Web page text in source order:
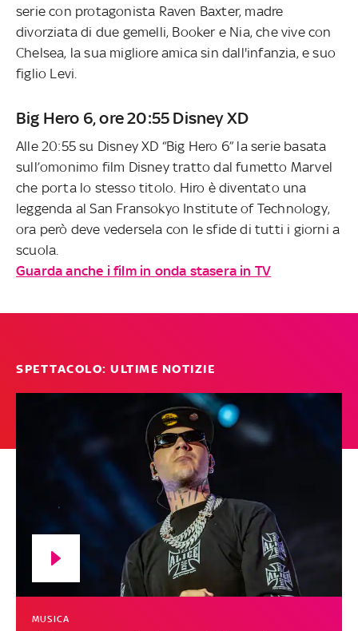
serie con protagonista Raven Baxter, madre
divorziata di due gemelli, Booker e Nia, che vive con
Chelsea, la sua migliore amica sin dall'infanzia, e suo
figlio Levi.
Big Hero 6, ore 20:55 Disney XD
Alle 20:55 su Disney XD “Big Hero 6” la serie basata
sull’omonimo film Disney tratto dal fumetto Marvel
che porta lo stesso titolo. Hiro è diventato una
leggenda al San Fransokyo Institute of Technology,
ora però deve vedersela con le sfide di tutti i giorni a
scuola.
Guarda anche i film in onda stasera in TV
SPETTACOLO: ULTIME NOTIZIE
MUSICA